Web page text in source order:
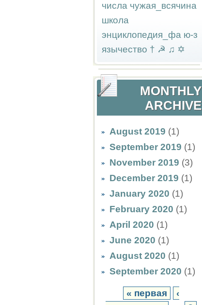
числа чужая_всячина
школа
энциклопедия_фа ю-з
язычество † ☭ ♫ ✡
MONTHLY
ARCHIVE
August 2019 (1)
September 2019 (1)
November 2019 (3)
December 2019 (1)
January 2020 (1)
February 2020 (1)
April 2020 (1)
June 2020 (1)
August 2020 (1)
September 2020 (1)
« первая
‹